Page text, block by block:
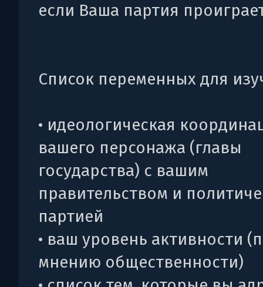
если Ваша партия
Список переменных для
• идеологическая
вашего персонажа (главы
государства) с вашим
правительством и
партией
• ваш уровень активности
мнению общественности)